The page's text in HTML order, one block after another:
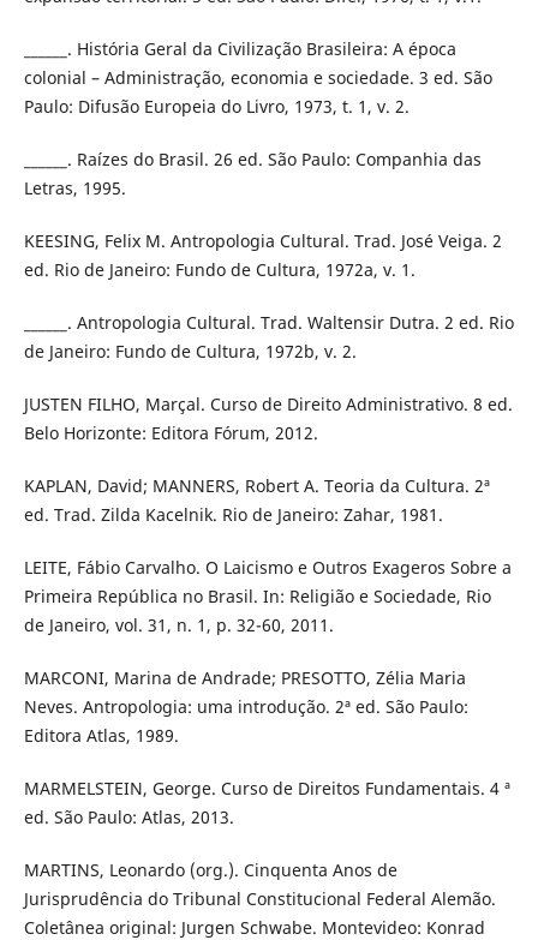
______. História Geral da Civilização Brasileira: A época
colonial – Administração, economia e sociedade. 3 ed. São
Paulo: Difusão Europeia do Livro, 1973, t. 1, v. 2.
______. Raízes do Brasil. 26 ed. São Paulo: Companhia das
Letras, 1995.
KEESING, Felix M. Antropologia Cultural. Trad. José Veiga. 2
ed. Rio de Janeiro: Fundo de Cultura, 1972a, v. 1.
______. Antropologia Cultural. Trad. Waltensir Dutra. 2 ed. Rio
de Janeiro: Fundo de Cultura, 1972b, v. 2.
JUSTEN FILHO, Marçal. Curso de Direito Administrativo. 8 ed.
Belo Horizonte: Editora Fórum, 2012.
KAPLAN, David; MANNERS, Robert A. Teoria da Cultura. 2ª
ed. Trad. Zilda Kacelnik. Rio de Janeiro: Zahar, 1981.
LEITE, Fábio Carvalho. O Laicismo e Outros Exageros Sobre a
Primeira República no Brasil. In: Religião e Sociedade, Rio
de Janeiro, vol. 31, n. 1, p. 32-60, 2011.
MARCONI, Marina de Andrade; PRESOTTO, Zélia Maria
Neves. Antropologia: uma introdução. 2ª ed. São Paulo:
Editora Atlas, 1989.
MARMELSTEIN, George. Curso de Direitos Fundamentais. 4 ª
ed. São Paulo: Atlas, 2013.
MARTINS, Leonardo (org.). Cinquenta Anos de
Jurisprudência do Tribunal Constitucional Federal Alemão.
Coletânea original: Jurgen Schwabe. Montevideo: Konrad